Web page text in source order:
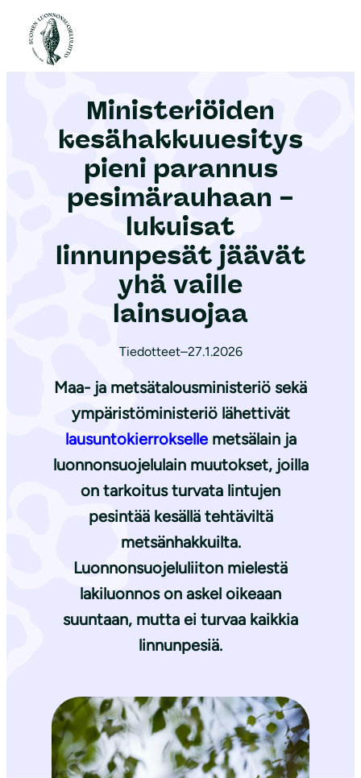
Etusivu
Ministeriöiden
kesähakkuuesitys
pieni parannus
pesimärauhaan –
lukuisat
linnunpesät jäävät
yhä vaille
lainsuojaa
Tiedotteet–27.1.2026
Maa- ja metsätalousministeriö sekä
ympäristöministeriö lähettivät
lausuntokierroksellemetsälain ja
luonnonsuojelulain muutokset, joilla
on tarkoitus turvata lintujen
pesintää kesällä tehtäviltä
metsänhakkuilta.
Luonnonsuojeluliiton mielestä
lakiluonnos on askel oikeaan
suuntaan, mutta ei turvaa kaikkia
linnunpesiä.